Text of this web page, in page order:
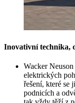
Inovativní technika,
Wacker
elektrických
řešení, které se
podnicích a